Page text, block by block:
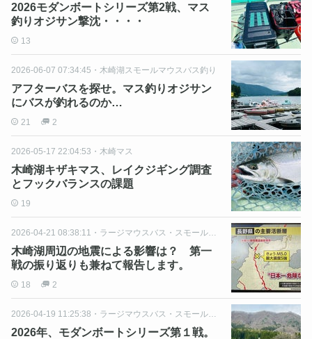
2026モダンボートシリーズ第2戦、マス
釣りオジサン撃沈・・・・
13
2026-06-07 07:34:45 ・ 木崎湖スモールマウスバス釣り
アフターバスを探せ。マス釣りオジサン
にバスが釣れるのか…
21 2
2026-05-17 22:04:53 ・ 木崎マス
木崎湖キザキマス、レイクジギング調査
とフックバランスの課題
19
2026-04-21 08:38:11 ・ ラージマウスバス・スモールマウスバス
木崎湖周辺の地震による影響は？ 第一
戦の振り返りも兼ねて報告します。
18 2
2026-04-19 11:25:38 ・ ラージマウスバス・スモールマウスバス
2026年、モダンボートシリーズ第１戦。